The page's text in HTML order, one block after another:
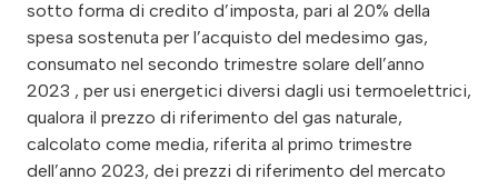
sotto forma di credito d’imposta, pari al 20% della
spesa sostenuta per l’acquisto del medesimo gas,
consumato nel secondo trimestre solare dell’anno
2023 , per usi energetici diversi dagli usi termoelettrici,
qualora il prezzo di riferimento del gas naturale,
calcolato come media, riferita al primo trimestre
dell’anno 2023, dei prezzi di riferimento del mercato